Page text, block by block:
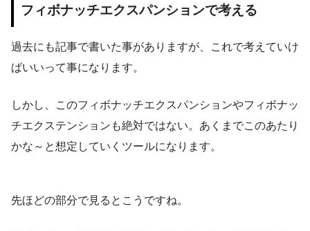
フィボナッチエクスパンションで考える
過去にも記事で書いた事がありますが、これで考えていけ
ばいいって事になります。
しかし、このフィボナッチエクスパンションやフィボナッ
チエクステンションも絶対ではない。あくまでこのあたり
かな～と想定していくツールになります。
先ほどの部分で見るとこうですね。